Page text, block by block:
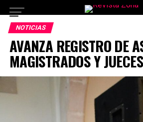
NOTICIAS
AVANZA REGISTRO DE
MAGISTRADOS Y JUECES